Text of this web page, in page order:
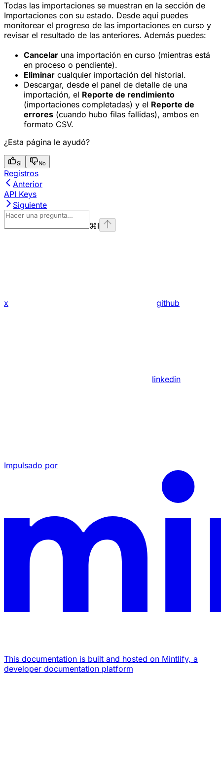
Todas las importaciones se muestran en la sección de
Importaciones con su estado. Desde aquí puedes
monitorear el progreso de las importaciones en curso y
revisar el resultado de las anteriores. Además puedes:
Cancelar una importación en curso (mientras está
en proceso o pendiente).
Eliminar cualquier importación del historial.
Descargar, desde el panel de detalle de una
importación, el Reporte de rendimiento
(importaciones completadas) y el Reporte de
errores (cuando hubo filas fallidas), ambos en
formato CSV.
¿Esta página le ayudó?
Si No
Registros
Anterior
API Keys
Siguiente
⌘I
x github
linkedin
Impulsado por
This documentation is built and hosted on Mintlify, a
developer documentation platform